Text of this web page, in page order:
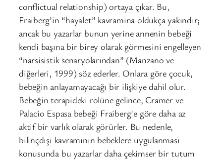
conflictual relationship) ortaya çıkar. Bu,
Fraiberg’in “hayalet” kavramına oldukça yakındır;
ancak bu yazarlar bunun yerine annenin bebeği
kendi başına bir birey olarak görmesini engelleyen
“narsisistik senaryolarından” (Manzano ve
diğerleri, 1999) söz ederler. Onlara göre çocuk,
bebeğin anlayamayacağı bir ilişkiye dahil olur.
Bebeğin terapideki rolüne gelince, Cramer ve
Palacio Espasa bebeği Fraiberg’e göre daha az
aktif bir varlık olarak görürler. Bu nedenle,
bilinçdışı kavramının bebeklere uygulanması
konusunda bu yazarlar daha çekimser bir tutum